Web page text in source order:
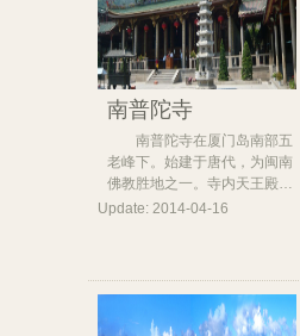
南普陀寺
南普陀寺在厦门岛南部五
老峰下。始建于唐代，为闽南
佛教胜地之一。寺内天王殿…
Update: 2014-04-16